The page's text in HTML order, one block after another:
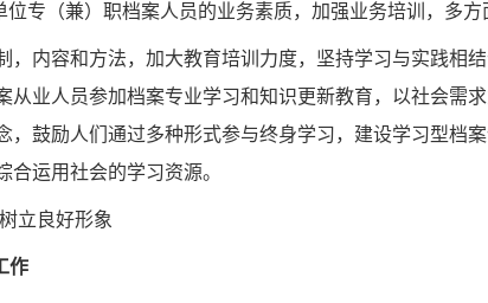
专（兼）职档案人员的业务素质，加强业务培训，多方
，内容和方法，加大教育培训力度，坚持学习与实践相
从业人员参加档案专业学习和知识更新教育，以社会需
，鼓励人们通过多种形式参与终身学习，建设学习型档
运用社会的学习资源。
立良好形象
作